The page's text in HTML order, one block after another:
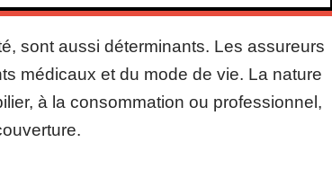
sont aussi déterminants. Les assureurs
médicaux et du mode de vie. La nature
à la consommation ou professionnel,